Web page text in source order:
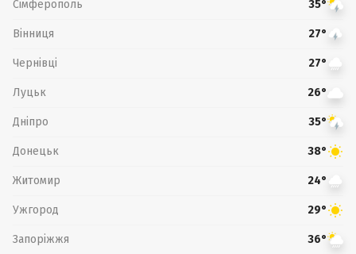
Сімферополь 35°
Вінниця 27°
Чернівці 27°
Луцьк 26°
Дніпро 35°
Донецьк 38°
Житомир 24°
Ужгород 29°
Запоріжжя 36°